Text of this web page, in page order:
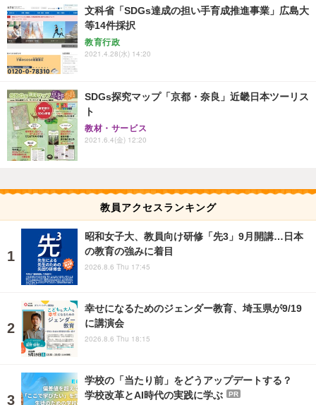
文科省「SDGs達成の担い手育成推進事業」広島大
等14件採択
教育行政
2021.4.28(水) 14:20
SDGs探究マップ「京都・奈良」近畿日本ツーリス
ト
教材・サービス
2021.6.4(金) 12:20
教員アクセスランキング
昭和女子大、教員向け研修「先3」9月開講…日本
の教育の強みに着目
2026.8.6 Thu 17:45
幸せになるためのジェンダー教育、埼玉県が9/19
に講演会
2026.8.6 Thu 18:15
学校の「当たり前」をどうアップデートする？
学校改革とAI時代の実践に学ぶ
PR